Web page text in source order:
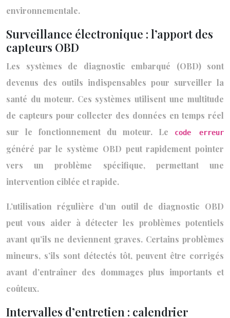
environnementale.
Surveillance électronique : l’apport des
capteurs OBD
Les systèmes de diagnostic embarqué (OBD) sont
devenus des outils indispensables pour surveiller la
santé du moteur. Ces systèmes utilisent une multitude
de capteurs pour collecter des données en temps réel
sur le fonctionnement du moteur. Le
code erreur
généré par le système OBD peut rapidement pointer
vers un problème spécifique, permettant une
intervention ciblée et rapide.
L’utilisation régulière d’un outil de diagnostic OBD
peut vous aider à détecter les problèmes potentiels
avant qu’ils ne deviennent graves. Certains problèmes
mineurs, s’ils sont détectés tôt, peuvent être corrigés
avant d’entraîner des dommages plus importants et
coûteux.
Intervalles d’entretien : calendrier